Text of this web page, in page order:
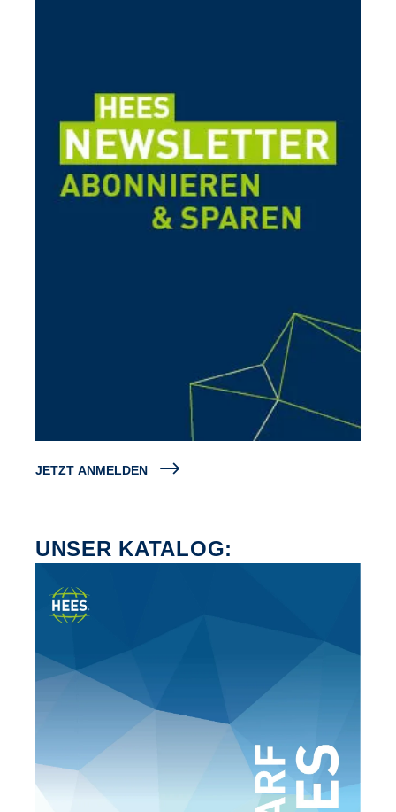
JETZT ANMELDEN
UNSER KATALOG: